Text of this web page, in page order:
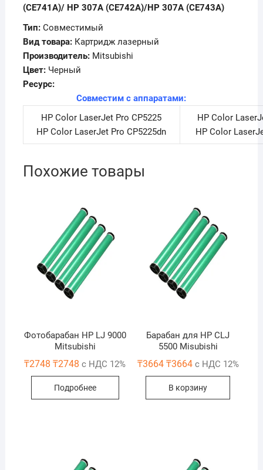
(CE741A)/ HP 307A (CE742A)/HP 307A (CE743A)
Тип: Совместимый
Вид товара: Картридж лазерный
Производитель: Mitsubishi
Цвет: Черный
Ресурс:
Совместим с аппаратами:
HP Color LaserJet Pro CP5225
HP Color LaserJet Pro CP5225dn
HP Color
HP Color
Похожие товары
Фотобарабан HP LJ 9000
Mitsubishi
₸2748 ₸2748 с НДС 12%
Подробнее
Барабан для HP CLJ
5500 Misubishi
₸3664 ₸3664с НДС 12%
В корзину